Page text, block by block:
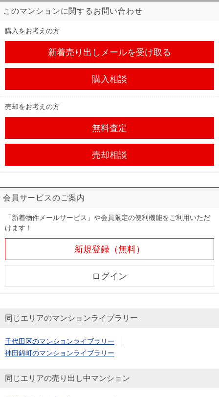
このマンションに関するお問い合わせ
購入をお考えの方
新着売り出しメールを受け取る
購入相談
売却をお考えの方
無料査定
売却相談
会員サービスのご案内
「新着物件メールサービス」や会員限定の便利機能をご利用いただ
けます！
新規登録（無料）
ログイン
同じエリアのマンションライブラリー
千代田区のマンションライブラリー
神田錦町のマンションライブラリー
同じエリアの売り出し中マンション